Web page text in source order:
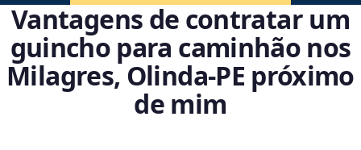
Vantagens de contratar um
guincho para caminhão nos
Milagres, Olinda‑PE próximo
de mim